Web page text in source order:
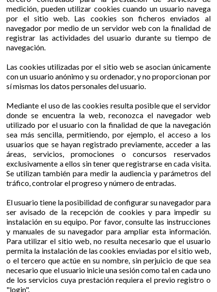
medición, pueden utilizar cookies cuando un usuario navega
por el sitio web. Las cookies son ficheros enviados al
navegador por medio de un servidor web con la finalidad de
registrar las actividades del usuario durante su tiempo de
navegación.
Las cookies utilizadas por el sitio web se asocian únicamente
con un usuario anónimo y su ordenador, y no proporcionan por
sí mismas los datos personales del usuario.
Mediante el uso de las cookies resulta posible que el servidor
donde se encuentra la web, reconozca el navegador web
utilizado por el usuario con la finalidad de que la navegación
sea más sencilla, permitiendo, por ejemplo, el acceso a los
usuarios que se hayan registrado previamente, acceder a las
áreas, servicios, promociones o concursos reservados
exclusivamente a ellos sin tener que registrarse en cada visita.
Se utilizan también para medir la audiencia y parámetros del
tráfico, controlar el progreso y número de entradas.
El usuario tiene la posibilidad de configurar su navegador para
ser avisado de la recepción de cookies y para impedir su
instalación en su equipo. Por favor, consulte las instrucciones
y manuales de su navegador para ampliar esta información.
Para utilizar el sitio web, no resulta necesario que el usuario
permita la instalación de las cookies enviadas por el sitio web,
o el tercero que actúe en su nombre, sin perjuicio de que sea
necesario que el usuario inicie una sesión como tal en cada uno
de los servicios cuya prestación requiera el previo registro o
"login".